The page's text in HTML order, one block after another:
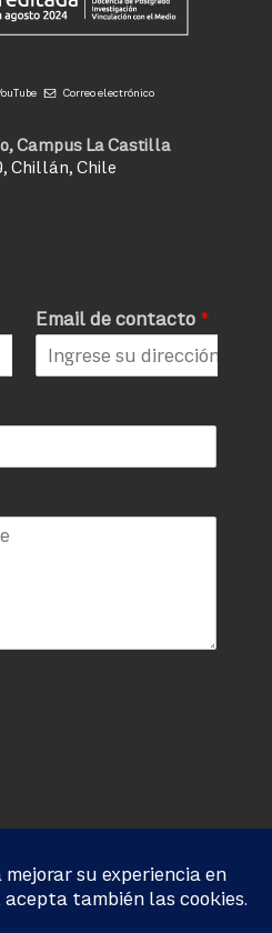
Correo electrónico
Campus La Castilla
Chillán, Chile
Email de contacto *